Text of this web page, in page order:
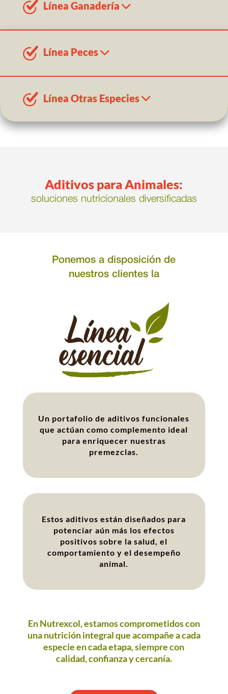
Línea Ganadería
Línea Peces
Línea Otras Especies
Aditivos para Animales:
soluciones nutricionales diversificadas
Ponemos a disposición de
nuestros clientes la
Un portafolio de aditivos funcionales
que actúan como complemento ideal
para enriquecer nuestras
premezclas.
Estos aditivos están diseñados para
potenciar aún más los efectos
positivos sobre la salud, el
comportamiento y el desempeño
animal.
En Nutrexcol, estamos comprometidos con
una nutrición integral que acompañe a cada
especie en cada etapa, siempre con
calidad, confianza y cercanía.